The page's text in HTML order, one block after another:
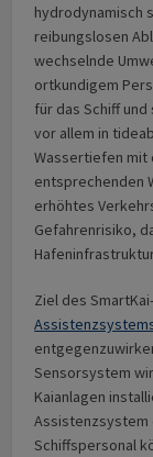
hydrodynamisch
reibungslosen
wechselnde
ortkundigem
für das Schiff
vor allem in
Wassertiefen mit
entsprechenden
erhöhtes
Gefahrenrisiko,
Ziel des
Sensorsystem
Kaianlagen
Assistenzsystem
Schiffspersonal